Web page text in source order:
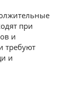
при
и
требуют
и